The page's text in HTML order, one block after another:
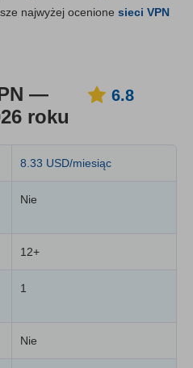
6.7najwyżej ocenione sieci VPN
—
roku
6.8
8.33 USD/miesiąc
Nie
12+
1
Nie